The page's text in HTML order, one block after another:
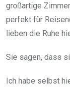
großartige
perfekt für
lieben die Ruhe
Sie sagen, dass
Ich habe selbst